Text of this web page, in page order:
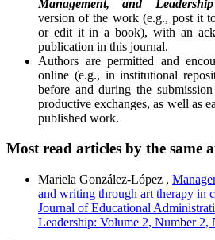
Management, and Leadership
version of the work (e.g., post it
or edit it in a book), with an
publication in this journal.
Authors are permitted and
online (e.g., in institutional
before and during the
productive exchanges, as well as
published work.
Most read articles by the same
Mariela González-López ,
and writing through art therapy in
Journal of Educational
Leadership: Volume 2, Number 2,